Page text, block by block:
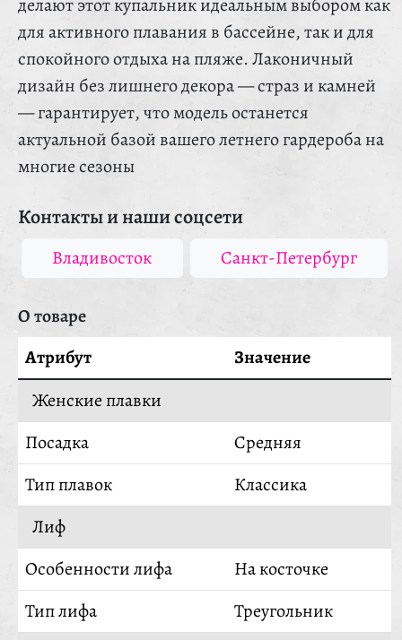
делают этот купальник идеальным выбором как
для активного плавания в бассейне, так и для
спокойного отдыха на пляже. Лаконичный
дизайн без лишнего декора — страз и камней
— гарантирует, что модель останется
актуальной базой вашего летнего гардероба на
многие сезоны
Контакты и наши соцсети
Владивосток Санкт-Петербург
О товаре
Атрибут
Значение
Женские плавки
Посадка
Средняя
Тип плавок
Классика
Лиф
Особенности лифа
На косточке
Тип лифа
Треугольник